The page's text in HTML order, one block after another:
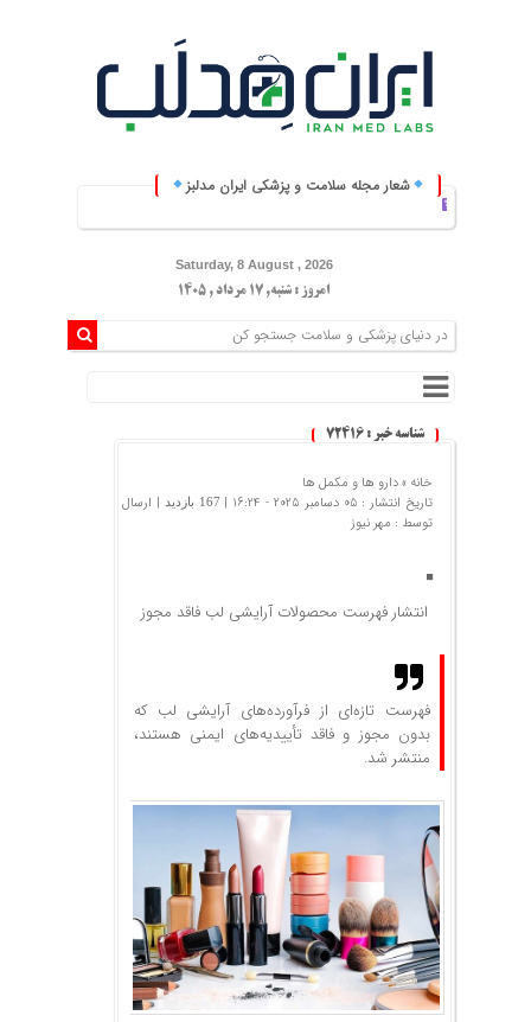
شعار مجله سلامت و پزشکی ایران مدلبز
Saturday, 8 August , 2026
امروز : شنبه, ۱۷ مرداد , ۱۴۰۵
شناسه خبر : 72416
خانه »دارو ها و مکمل ها
تاریخ انتشار : 05 دسامبر 2025 - 16:24 |
167 بازدید
| ارسال
توسط : مهر نیوز
انتشار فهرست محصولات آرایشی لب فاقد مجوز
فهرست تازه‌ای از فرآورده‌های آرایشی لب که
بدون مجوز و فاقد تأییدیه‌های ایمنی هستند،
منتشر شد.